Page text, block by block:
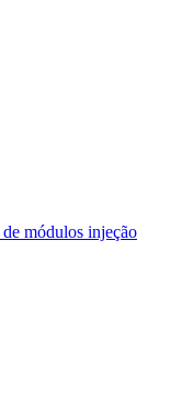
de módulos injeção